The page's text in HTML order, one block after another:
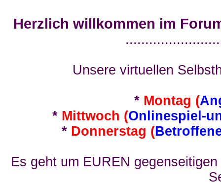
Herzlich willkommen im
Unsere virtuellen
* Montag (
* Mittwoch (Onlinespiel-
* Donnerstag (
Es geht um EUREN